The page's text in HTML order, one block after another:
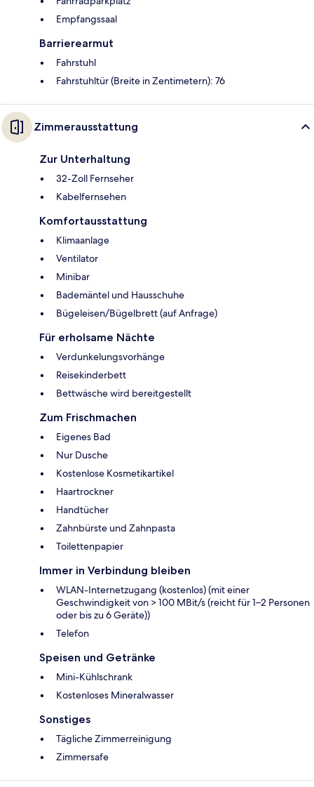
Empfangssaal
Barrierearmut
Fahrstuhl
Fahrstuhltür (Breite in Zentimetern): 76
Zimmerausstattung
Zur Unterhaltung
32-Zoll Fernseher
Kabelfernsehen
Komfortausstattung
Klimaanlage
Ventilator
Minibar
Bademäntel und Hausschuhe
Bügeleisen/Bügelbrett (auf Anfrage)
Für erholsame Nächte
Verdunkelungsvorhänge
Reisekinderbett
Bettwäsche wird bereitgestellt
Zum Frischmachen
Eigenes Bad
Nur Dusche
Kostenlose Kosmetikartikel
Haartrockner
Handtücher
Zahnbürste und Zahnpasta
Toilettenpapier
Immer in Verbindung bleiben
WLAN-Internetzugang (kostenlos) (mit einer
Geschwindigkeit von > 100 MBit/s (reicht für 1–2 Personen
oder bis zu 6 Geräte))
Telefon
Speisen und Getränke
Mini-Kühlschrank
Kostenloses Mineralwasser
Sonstiges
Tägliche Zimmerreinigung
Zimmersafe